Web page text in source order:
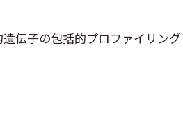
伝子の包括的プロファイリン